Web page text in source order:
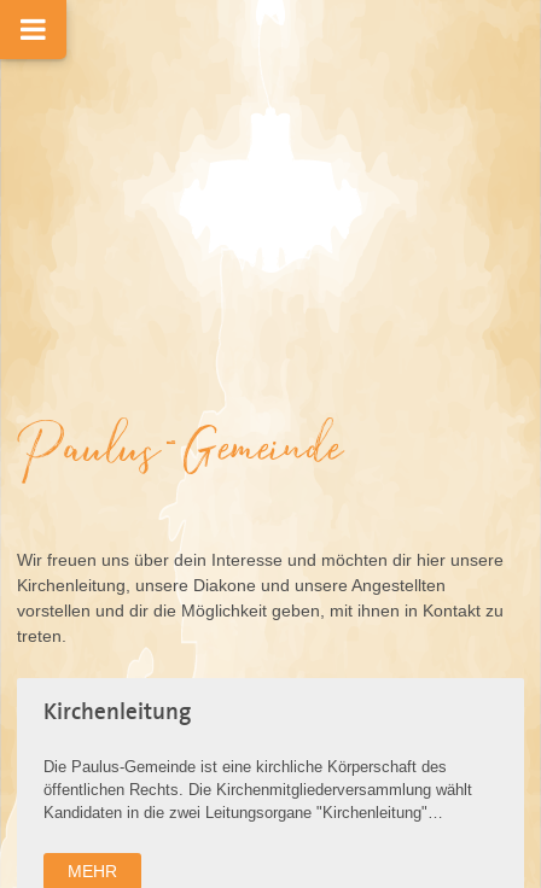
Paulus-Gemeinde
Wir freuen uns über dein Interesse und möchten dir hier unsere
Kirchenleitung, unsere Diakone und unsere Angestellten
vorstellen und dir die Möglichkeit geben, mit ihnen in Kontakt zu
treten.
Kirchenleitung
Die Paulus-Gemeinde ist eine kirchliche Körperschaft des
öffentlichen Rechts. Die Kirchenmitgliederversammlung wählt
Kandidaten in die zwei Leitungsorgane "Kirchenleitung"
MEHR